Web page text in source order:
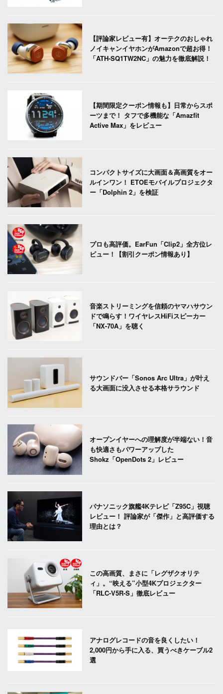
【評論家レビュー有】オーテクのおしゃれ
ノイキャンイヤホンがAmazonで超お得！
「ATH-SQ1TW2NC」の魅力を徹底解説！
【期間限定クーポン情報も】日常からスポ
ーツまで！ タフで多機能な「Amazfit
Active Max」をレビュー
コンパクトサイズに大画面＆高画質をオー
ルインワン！ ETOEモバイルプロジェクタ
ー「Dolphin 2」を検証
プロも高評価。EarFun「Clip2」全方位レ
ビュー！【割引クーポン情報あり】
音楽ストリーミングを信頼のヤマハサウン
ドで鳴らす！ワイヤレスHiFiスピーカー
「NX-70A」を聴く
サウンドバー「Sonos Arc Ultra」が叶え
る大画面に没入させる本格サラウンド
オープンイヤーへの理解度が半端ない！音
も快適さもパワーアップした
Shokz「OpenDots 2」レビュー
パナソニック旗艦4Kテレビ「Z95C」視聴
レビュー！ 評論家が「傑作」と高評価する
理由とは？
この高画質、まさに「レグザクオリテ
ィ」。“映える”小型4Kプロジェクター
「RLC-V5R-S」徹底レビュー
アナログレコードの音を良くしたい！
2,000円から手に入る、買うべきケーブル2
選